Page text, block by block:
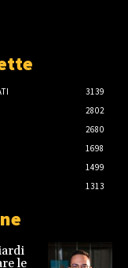
3139
2802
2680
1698
1499
1313
le